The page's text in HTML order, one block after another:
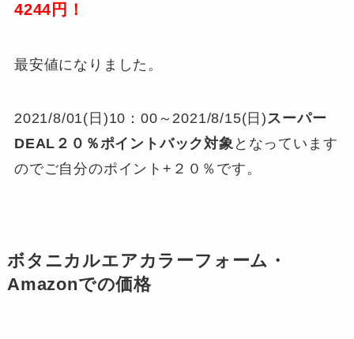
4244円！
最安値になりました。
2021/8/01(日)10：00～2021/8/15(日)スーパー
DEAL２０％ポイントバック対象 となっています
のでご自分のポイント+２０％です。
ボタニカルエアカラーフォーム・
Amazonでの価格